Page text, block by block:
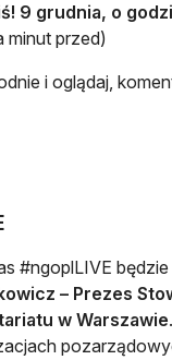
9 grudnia, o
minut przed)
i oglądaj,
#ngoplLIVE będzie
– Prezes
w Warszawie